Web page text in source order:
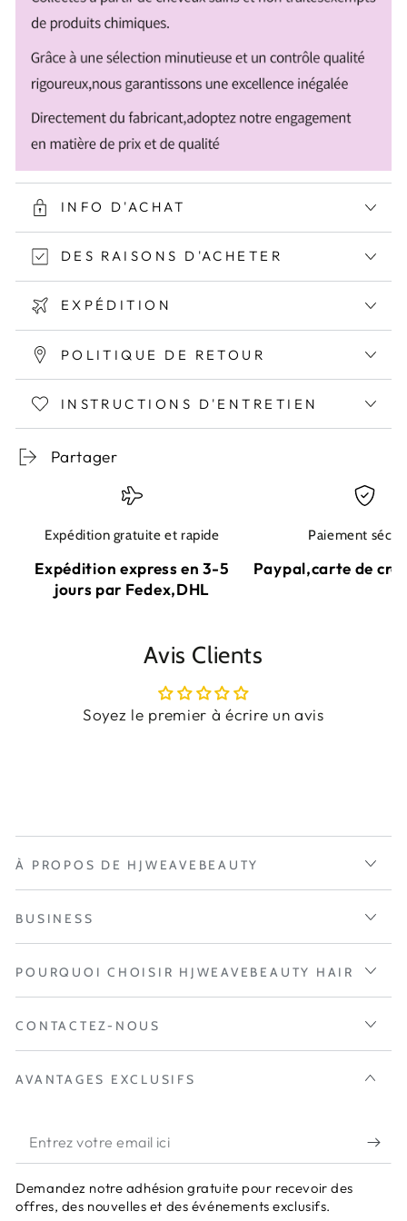
INFO D'ACHAT
DES RAISONS D'ACHETER
EXPÉDITION
POLITIQUE DE RETOUR
INSTRUCTIONS D'ENTRETIEN
Partager
Expédition gratuite et rapide
Expédition express en 3-5
jours par Fedex,DHL
Paiement
Paypal,carte de
Avis Clients
Soyez le premier à écrire un avis
À PROPOS DE HJWEAVEBEAUTY
BUSINESS
POURQUOI CHOISIR HJWEAVEBEAUTY HAIR
CONTACTEZ-NOUS
AVANTAGES EXCLUSIFS
Entrez
votre
email
Demandez notre adhésion gratuite pour recevoir des
offres, des nouvelles et des événements exclusifs.